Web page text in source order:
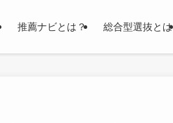
推薦ナビとは？ 総合型選抜とは